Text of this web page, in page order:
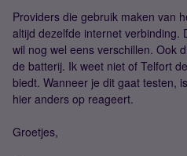
Providers die gebruik maken van
altijd dezelfde internet verbinding.
wil nog wel eens verschillen. Ook
de batterij. Ik weet niet of Telfort
biedt. Wanneer je dit gaat testen,
hier anders op reageert.
Groetjes,